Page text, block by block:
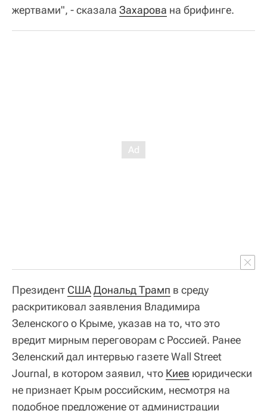
жертвами", - сказала Захарова на брифинге.
Президент СШАДональд Трамп в среду
раскритиковал заявления Владимира
Зеленского о Крыме, указав на то, что это
вредит мирным переговорам с Россией. Ранее
Зеленский дал интервью газете Wall Street
Journal, в котором заявил, что Киев юридически
не признает Крым российским, несмотря на
подобное предложение от администрации